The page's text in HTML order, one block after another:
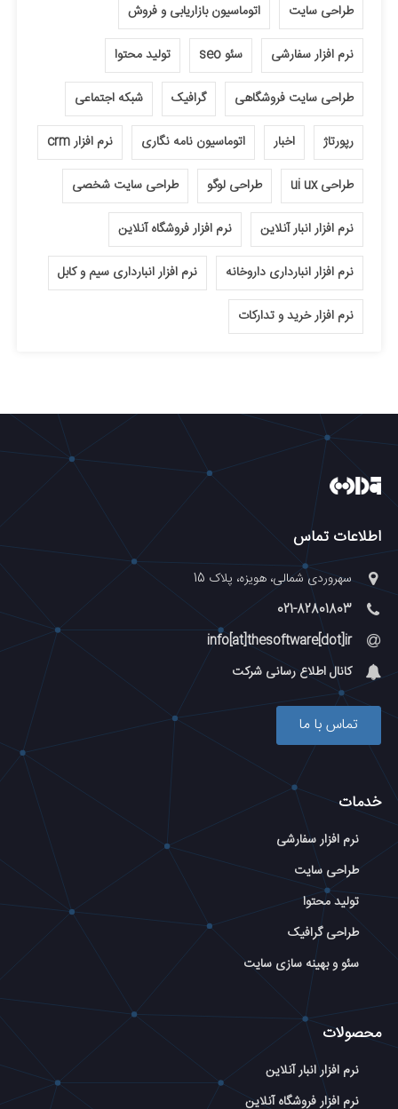
طراحی سایت اتوماسیون بازاریابی و فروش
نرم افزار سفارشی سئو seo تولید محتوا
طراحی سایت فروشگاهی گرافیک شبکه اجتماعی
رپورتاژ اخبار اتوماسیون نامه نگاری نرم افزار crm
طراحی ui ux طراحی لوگو طراحی سایت شخصی
نرم افزار انبار آنلاین نرم افزار فروشگاه آنلاین
نرم افزار انبارداری داروخانه نرم افزار انبارداری سیم و کابل
نرم افزار خرید و تدارکات
اطلاعات تماس
سهروردی شمالی، هویزه، پلاک 15
021-82801803
info[at]thesoftware[dot]ir
کانال اطلاع رسانی شرکت
تماس با ما
خدمات
نرم افزار سفارشی
طراحی سایت
تولید محتوا
طراحی گرافیک
سئو و بهینه سازی سایت
محصولات
نرم افزار انبار آنلاین
نرم افزار فروشگاه آنلاین